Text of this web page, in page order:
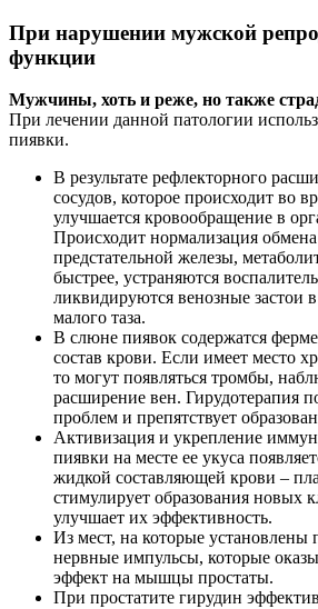
При нарушении мужской
функции
Мужчины, хоть и реже, но также
При лечении данной патологии
пиявки.
В результате рефлекторного
сосудов, которое происходит во
улучшается кровообращение в
Происходит нормализация
предстательной железы,
быстрее, устраняются
ликвидируются венозные застои
малого таза.
В слюне пиявок содержатся
состав крови. Если имеет место
то могут появляться тромбы,
расширение вен. Гирудотерапия
проблем и препятствует
Активизация и укрепление
пиявки на месте ее укуса
жидкой составляющей крови –
стимулирует образования новых
улучшает их эффективность.
Из мест, на которые установлены
нервные импульсы, которые
эффект на мышцы простаты.
При простатите гирудин